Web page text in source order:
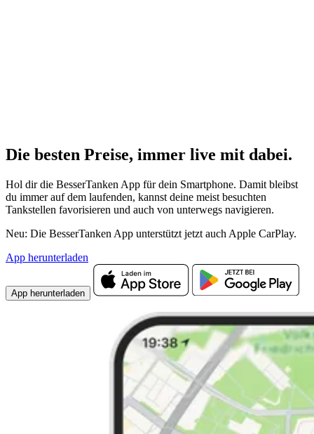
Die besten Preise, immer live mit dabei.
Hol dir die BesserTanken App für dein Smartphone. Damit bleibst
du immer auf dem laufenden, kannst deine meist besuchten
Tankstellen favorisieren und auch von unterwegs navigieren.
Neu: Die BesserTanken App unterstützt jetzt auch Apple CarPlay.
App herunterladen
App herunterladen